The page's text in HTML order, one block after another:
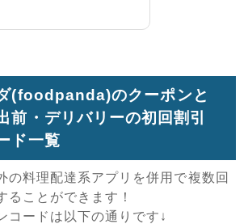
(foodpanda)のクーポンと
前・デリバリーの初回割引
ド一覧
の料理配達系アプリを併用で複数回
ることができます！
コードは以下の通りです↓